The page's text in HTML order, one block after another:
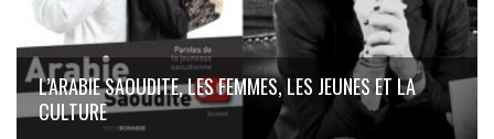
L’ARABIE SAOUDITE, LES FEMMES, LES JEUNES ET LA
CULTURE